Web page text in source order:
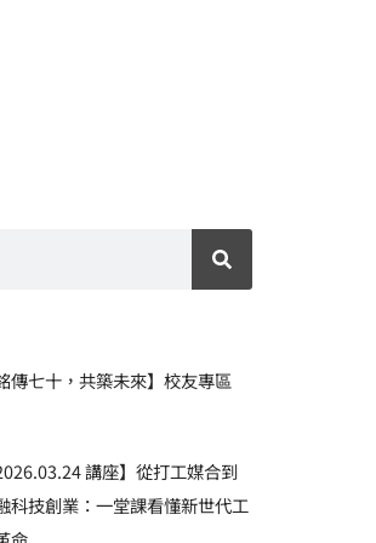
傳七十，共築未來】校友專區
講座】從打工媒合到
科技創業：一堂課看懂新世代工